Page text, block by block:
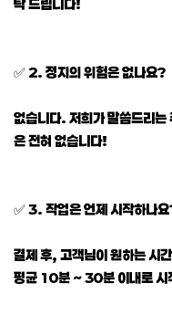
탁 드립니다!
✅ 2. 정지의 위험은 없나요?
없습니다. 저희가 말씀드리는
은 전혀 없습니다!
✅ 3. 작업은 언제 시작하나
결제 후, 고객님이 원하는 시
평균 10분 ~ 30분 이내로 시